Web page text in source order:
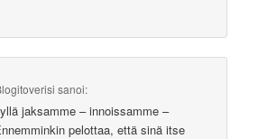
sanoi:
jaksamme – innoissamme –
pelottaa, että sinä itse